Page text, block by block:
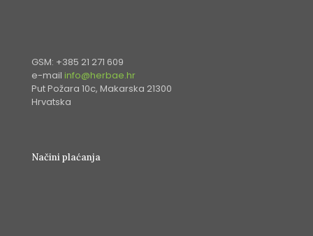
GSM: +385 21 271 609
e-mail info@herbae.hr
Put Požara 10c, Makarska 21300
Hrvatska
Načini plaćanja